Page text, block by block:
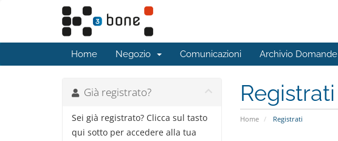
Home Negozio Comunicazioni Archivio Domande
Registrati
Home Registrati
Già registrato?
Sei già registrato? Clicca sul tasto
qui sotto per accedere alla tua